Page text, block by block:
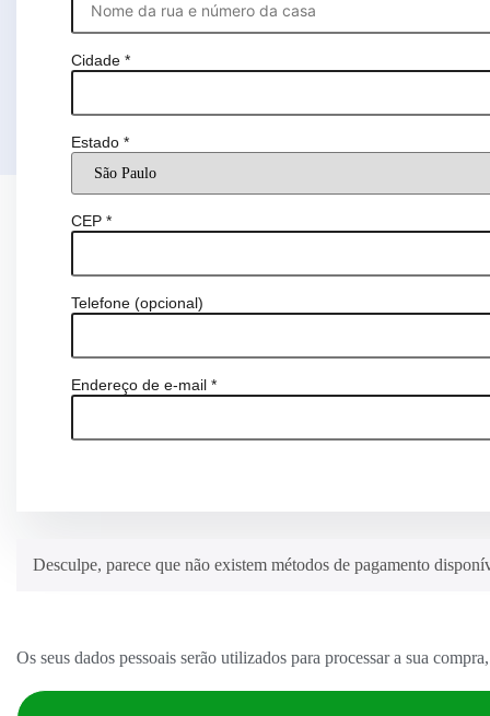
Cidade *
Estado *
CEP *
Telefone (opcional)
Endereço de e-mail *
Desculpe, parece que não existem métodos de pagamento
Os seus dados pessoais serão utilizados para processar a sua